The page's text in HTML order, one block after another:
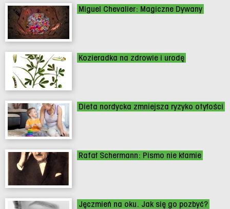
Miguel Chevalier: Magiczne Dywany
Kozieradka na zdrowie i urodę
Dieta nordycka zmniejsza ryzyko otyłości
Rafał Schermann: Pismo nie kłamie
Jęczmień na oku. Jak się go pozbyć?